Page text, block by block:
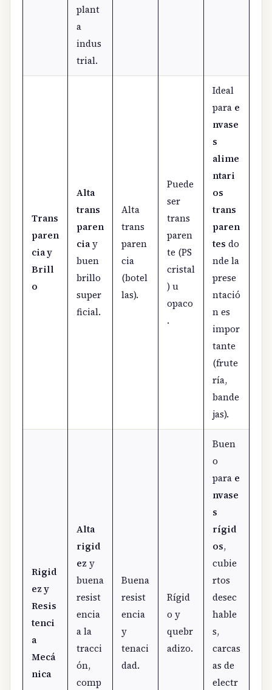
plant
a
indus
trial.
Trans
paren
cia y
Brill
o
Alta
trans
paren
ciay
buen
brillo
super
ficial.
Alta
trans
paren
cia
(botel
las).
Puede
ser
trans
paren
te (PS
cristal
) u
opaco
.
Ideal
para e
nvase
s
alime
ntari
os
trans
paren
tes do
nde la
prese
ntació
n es
impor
tante
(frute
ría,
bande
jas).
Rigid
ez y
Resis
tenci
a
Mecá
nica
Alta
rigid
ez y
buena
resist
encia
a la
tracci
ón,
comp
Buena
resist
encia
y
tenaci
dad.
Rígid
o y
quebr
adizo.
Buen
o
para e
nvase
s
rígid
os,
cubie
rtos
desec
hable
s,
carcas
as de
electr